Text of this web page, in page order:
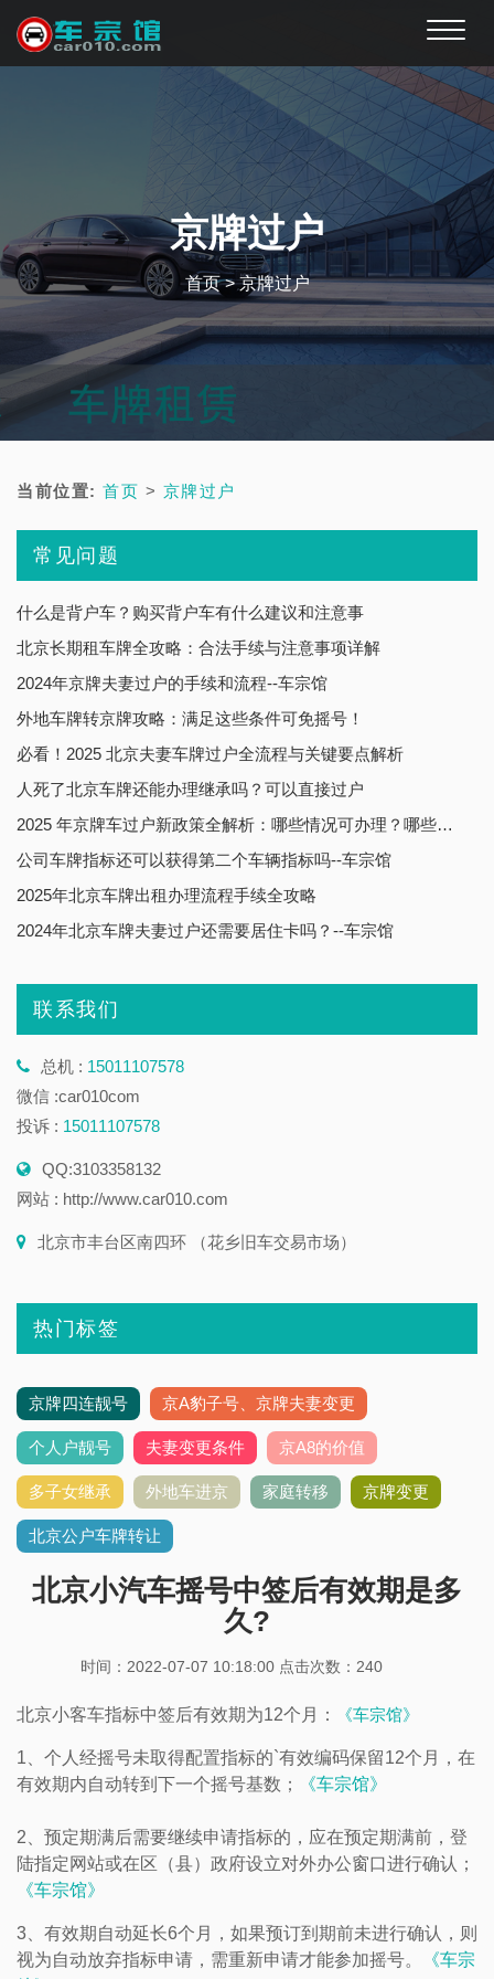
Toggle
京牌过户
首页>京牌过户
当前位置: 首页 > 京牌过户
常见问题
什么是背户车？购买背户车有什么建议和注意事
北京长期租车牌全攻略：合法手续与注意事项详解
2024年京牌夫妻过户的手续和流程--车宗馆
外地车牌转京牌攻略：满足这些条件可免摇号！
必看！2025 北京夫妻车牌过户全流程与关键要点解析
人死了北京车牌还能办理继承吗？可以直接过户
2025 年京牌车过户新政策全解析：哪些情况可办理？哪些禁止转让？
公司车牌指标还可以获得第二个车辆指标吗--车宗馆
2025年北京车牌出租办理流程手续全攻略
2024年北京车牌夫妻过户还需要居住卡吗？--车宗馆
联系我们
总机 : 15011107578
微信 :car010com
投诉 : 15011107578
QQ:3103358132
网站 : http://www.car010.com
北京市丰台区南四环 （花乡旧车交易市场）
热门标签
京牌四连靓号 京A豹子号、京牌夫妻变更
个人户靓号 夫妻变更条件 京A8的价值
多子女继承 外地车进京 家庭转移 京牌变更
北京公户车牌转让
北京小汽车摇号中签后有效期是多
久?
时间：2022-07-07 10:18:00 点击次数： 240
北京小客车指标中签后有效期为12个月： 《车宗馆》
1、个人经摇号未取得配置指标的`有效编码保留12个月，在
有效期内自动转到下一个摇号基数；
《车宗馆》
2、预定期满后需要继续申请指标的，应在预定期满前，登
陆指定网站或在区（县）政府设立对外办公窗口进行确认；
《车宗馆》
3、有效期自动延长6个月，如果预订到期前未进行确认，则
视为自动放弃指标申请，需重新申请才能参加摇号。
《车宗